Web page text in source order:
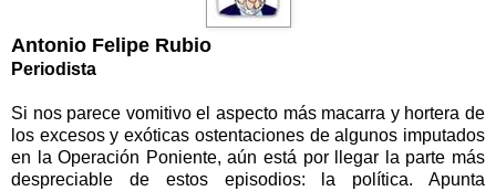
Antonio Felipe Rubio
Periodista
Si nos parece vomitivo el aspecto más macarra y hortera de
los excesos y exóticas ostentaciones de algunos imputados
en la Operación Poniente, aún está por llegar la parte más
despreciable de estos episodios: la política. Apunta